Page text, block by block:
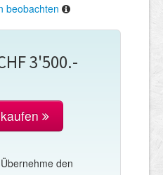
beobachten
3'500.-
den